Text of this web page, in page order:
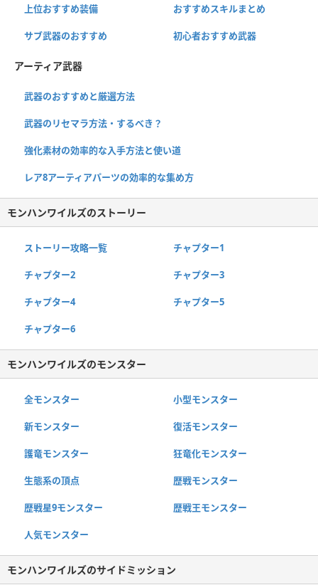
上位おすすめ装備 おすすめスキルまとめ
サブ武器のおすすめ 初心者おすすめ武器
アーティア武器
武器のおすすめと厳選方法
武器のリセマラ方法・するべき？
強化素材の効率的な入手方法と使い道
レア8アーティアパーツの効率的な集め方
モンハンワイルズのストーリー
ストーリー攻略一覧 チャプター1
チャプター2 チャプター3
チャプター4 チャプター5
チャプター6
モンハンワイルズのモンスター
全モンスター 小型モンスター
新モンスター 復活モンスター
護竜モンスター 狂竜化モンスター
生態系の頂点 歴戦モンスター
歴戦星9モンスター 歴戦王モンスター
人気モンスター
モンハンワイルズのサイドミッション